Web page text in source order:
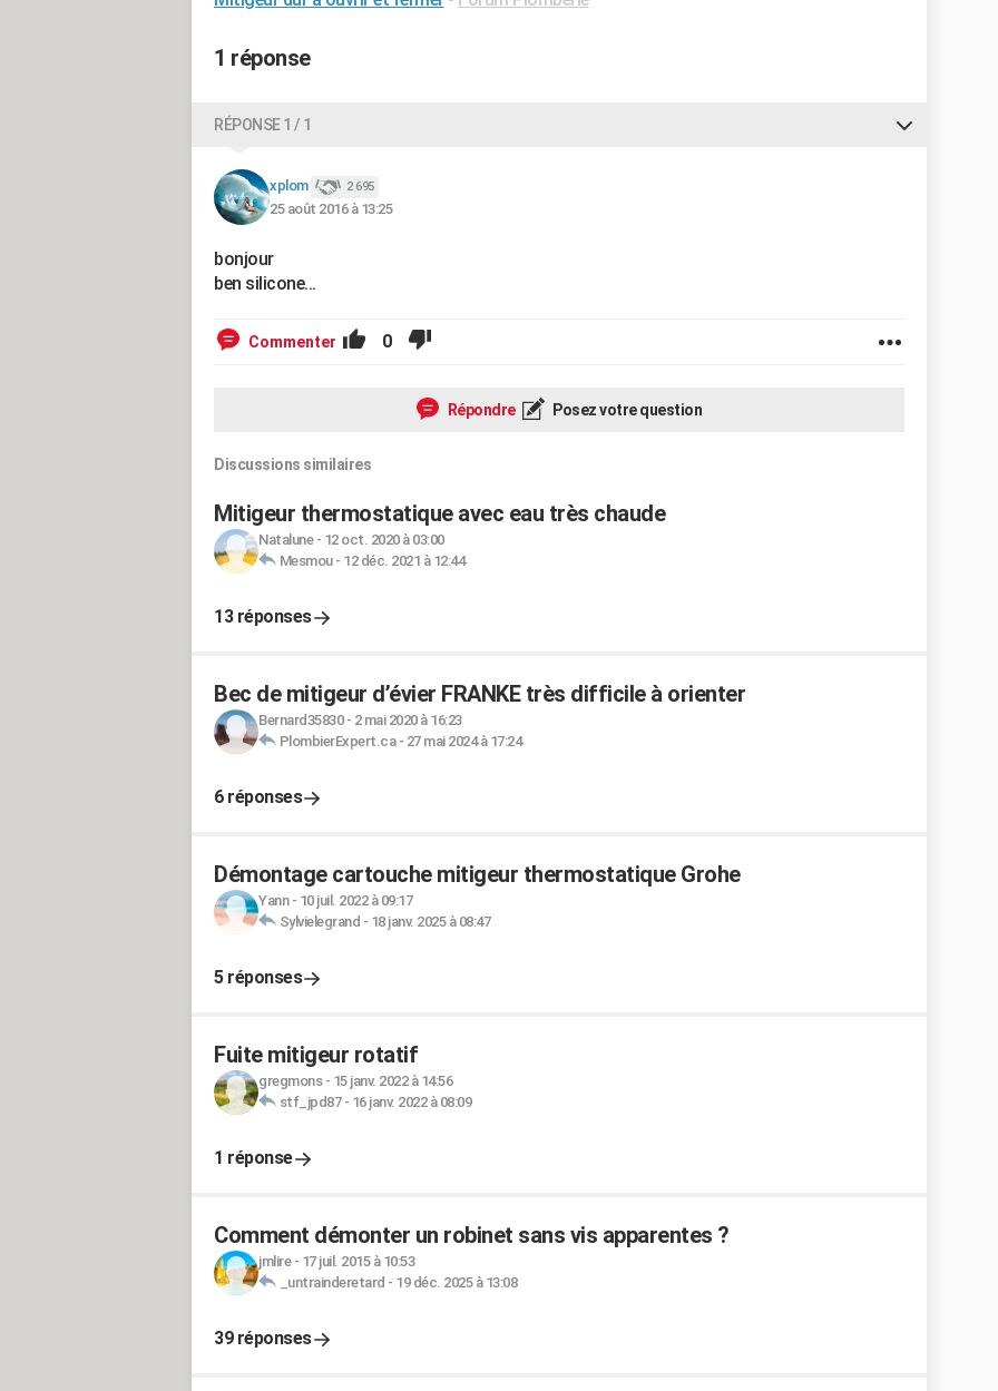
1 réponse
RÉPONSE 1 / 1
xplom 2 695
25 août 2016 à 13:25
bonjour
ben silicone...
Commenter 0
Répondre Posez votre question
Discussions similaires
Mitigeur thermostatique avec eau très chaude
Natalune- 12 oct. 2020 à 03:00
Mesmou- 12 déc. 2021 à 12:44
13 réponses
Bec de mitigeur d’évier FRANKE très difficile à orienter
Bernard35830- 2 mai 2020 à 16:23
PlombierExpert.ca- 27 mai 2024 à 17:24
6 réponses
Démontage cartouche mitigeur thermostatique Grohe
Yann- 10 juil. 2022 à 09:17
Sylvielegrand - 18 janv. 2025 à 08:47
5 réponses
Fuite mitigeur rotatif
gregmons- 15 janv. 2022 à 14:56
stf_jpd87- 16 janv. 2022 à 08:09
1 réponse
Comment démonter un robinet sans vis apparentes ?
jmlire- 17 juil. 2015 à 10:53
_untrainderetard - 19 déc. 2025 à 13:08
39 réponses